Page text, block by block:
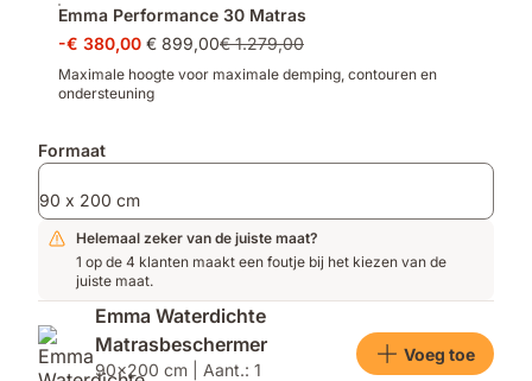
Emma Performance 30 Matras
-€ 380,00 € 899,00€ 1.279,00
Maximale hoogte voor maximale demping, contouren en
ondersteuning
Formaat
90 x 200 cm
Helemaal zeker van de juiste maat?
1 op de 4 klanten maakt een foutje bij het kiezen van de
juiste maat.
Emma Waterdichte
Matrasbeschermer
90x200 cm | Aant.: 1
Voeg toe